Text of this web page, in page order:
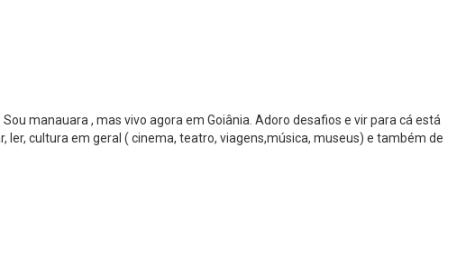
manauara , mas vivo agora em Goiânia. Adoro desafios e vir para cá está
cultura em geral ( cinema, teatro, viagens,música, museus) e também de